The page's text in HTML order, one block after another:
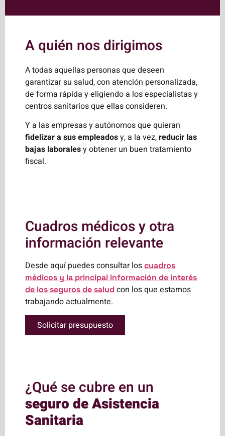
A quién nos dirigimos
A todas aquellas personas que deseen
garantizar su salud, con atención personalizada,
de forma rápida y eligiendo a los especialistas y
centros sanitarios que ellas consideren.
Y a las empresas y autónomos que quieran
fidelizar a sus empleadosy, a la vez,reducir las
bajas laboralesy obtener un buen tratamiento
fiscal.
Cuadros médicos y otra
información relevante
Desde aquí puedes consultar loscuadros
médicos y la principal información de interés
de los seguros de salud con los que estamos
trabajando actualmente.
Solicitar presupuesto
¿Qué se cubre en un
seguro de Asistencia
Sanitaria